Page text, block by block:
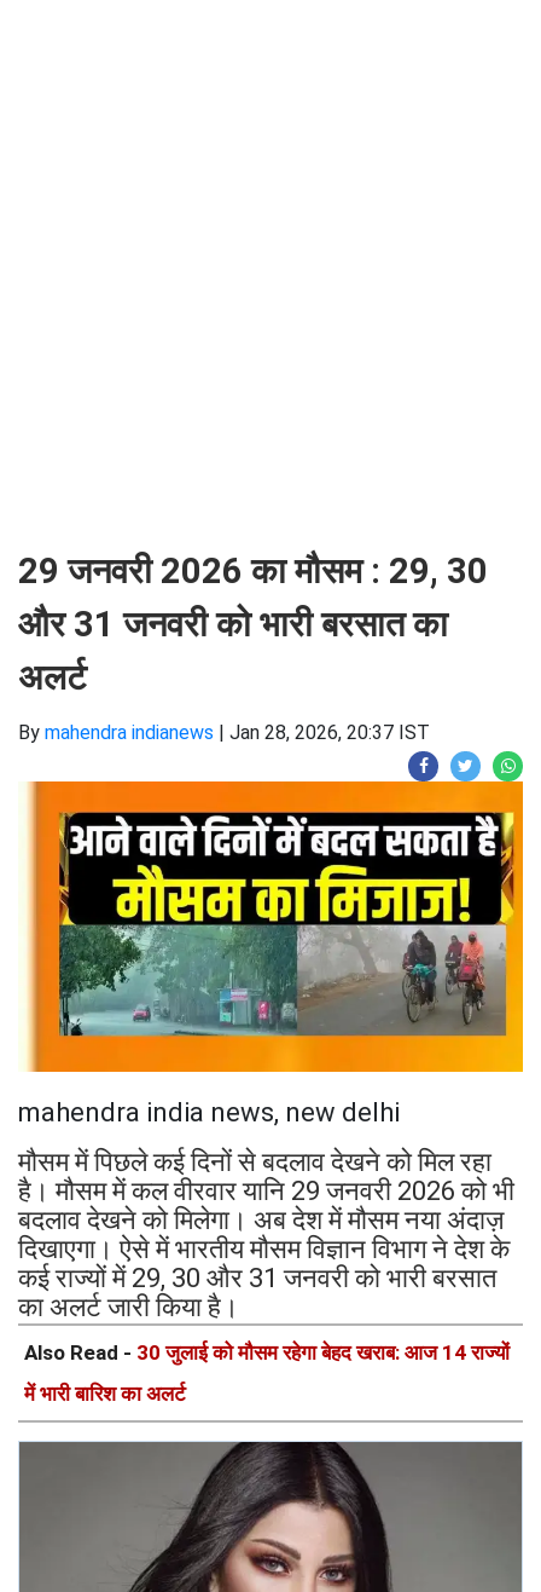
29 जनवरी 2026 का मौसम : 29, 30
और 31 जनवरी को भारी बरसात का
अलर्ट
By mahendra indianews | Jan 28, 2026, 20:37 IST
mahendra india news, new delhi
मौसम में पिछले कई दिनों से बदलाव देखने को मिल रहा
है। मौसम में कल वीरवार यानि 29 जनवरी 2026 को भी
बदलाव देखने को मिलेगा। अब देश में मौसम नया अंदाज़
दिखाएगा। ऐसे में भारतीय मौसम विज्ञान विभाग ने देश के
कई राज्यों में 29, 30 और 31 जनवरी को भारी बरसात
का अलर्ट जारी किया है।
Also Read - 30 जुलाई को मौसम रहेगा बेहद खराब: आज 14 राज्यों
में भारी बारिश का अलर्ट